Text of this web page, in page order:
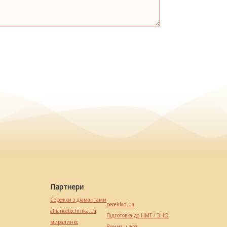
Партнери
Сережки з діамантами
alliancetechnika.ua
миралинкс
pereklad.ua
Підготовка до НМТ / ЗНО